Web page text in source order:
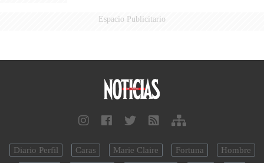
Espacio Publicitario
Diario Perfil Caras Marie Claire Fortuna
Hombre